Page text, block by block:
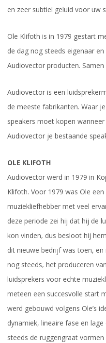
en zeer subtiel geluid voor uw
Ole Klifoth is in 1979 gestart
de dag nog steeds eigenaar
Audiovector producten.
Audiovector is een
de meeste fabrikanten. Waar
speakers moet kopen
Audiovector je bestaande
OLE KLIFOTH
Audiovector werd in 1979 in
Klifoth. Voor 1979 was Ole
muziekliefhebber met veel
deze periode zei hij dat hij de
kon vinden, dus besloot hij
dit nieuwe bedrijf was toen,
nog steeds, het produceren
luidsprekers voor echte
meteen een succesvolle start
werd gebouwd volgens Ole’s
dynamiek, lineaire fase en
steeds de ruggengraat vormen